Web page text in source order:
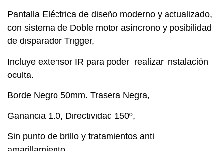
Pantalla Eléctrica de diseño moderno y actualizado,
con sistema de Doble motor asíncrono y posibilidad
de disparador Trigger,
Incluye extensor IR para poder realizar instalación
oculta.
Borde Negro 50mm. Trasera Negra,
Ganancia 1.0, Directividad 150º,
Sin punto de brillo y tratamientos anti